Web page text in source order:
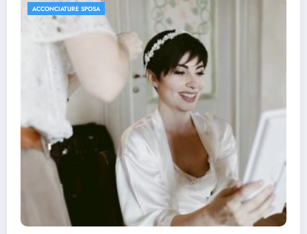
ACCONCIATURE SPOSA
Le acconciature di tendenza per le spose
2021
26 Marzo 2021 pask